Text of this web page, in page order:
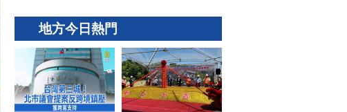
地方今日熱門